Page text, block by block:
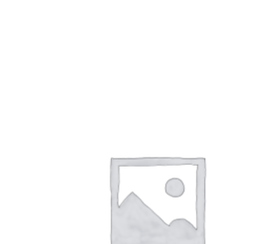
AJOUTER AU PANIER
DÉTAILS